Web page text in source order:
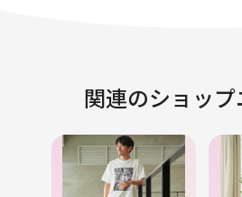
関連のショップ